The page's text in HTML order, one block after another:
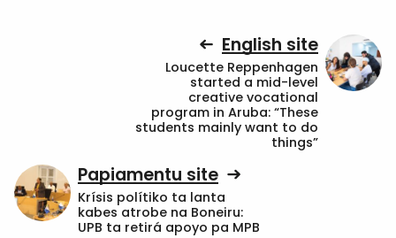
English site
Loucette Reppenhagen
started a mid-level
creative vocational
program in Aruba: “These
students mainly want to do
things”
Papiamentu site
Krísis polítiko ta lanta
kabes atrobe na Boneiru:
UPB ta retirá apoyo pa MPB